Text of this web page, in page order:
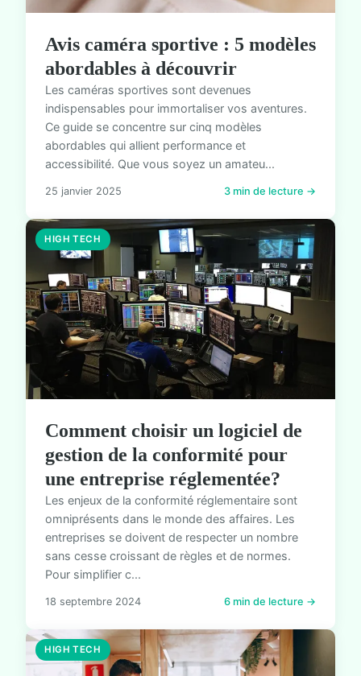
Avis caméra sportive : 5 modèles
abordables à découvrir
Les caméras sportives sont devenues
indispensables pour immortaliser vos aventures.
Ce guide se concentre sur cinq modèles
abordables qui allient performance et
accessibilité. Que vous soyez un amateu...
25 janvier 2025 3 min de lecture →
HIGH TECH
Comment choisir un logiciel de
gestion de la conformité pour
une entreprise réglementée?
Les enjeux de la conformité réglementaire sont
omniprésents dans le monde des affaires. Les
entreprises se doivent de respecter un nombre
sans cesse croissant de règles et de normes.
Pour simplifier c...
18 septembre 2024 6 min de lecture →
HIGH TECH